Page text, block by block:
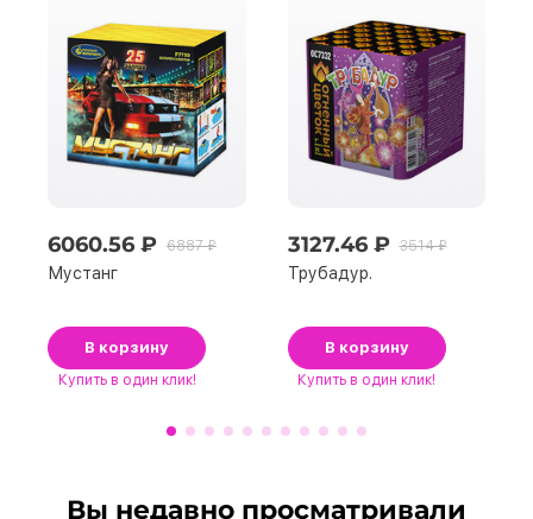
6060.56 ₽ 6887 ₽
Мустанг
В корзину
Купить в один клик!
3127.46 ₽ 3514 ₽
Трубадур.
В корзину
Купить в один клик!
Вы недавно просматривали